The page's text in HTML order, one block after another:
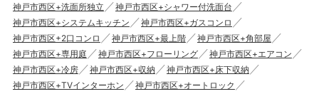
神戸市西区+洗面所独立
神戸市西区+シャワー付洗面台
神戸市西区+システムキッチン
神戸市西区+ガスコンロ
神戸市西区+2口コンロ
神戸市西区+最上階
神戸市西区+角部屋
神戸市西区+専用庭
神戸市西区+フローリング
神戸市西区+エアコン
神戸市西区+冷房
神戸市西区+収納
神戸市西区+床下収納
神戸市西区+TVインターホン
神戸市西区+オートロック